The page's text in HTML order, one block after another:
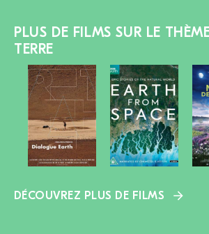
PLUS DE FILMS SUR LE
TERRE
DÉCOUVREZ PLUS DE FILMS